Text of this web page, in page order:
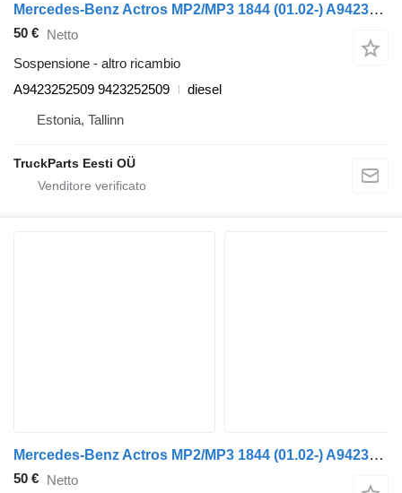
Mercedes-Benz Actros MP2/MP3 1844 (01.02-) A9423252509 per trattore stradale Mercedes-Benz Actros, Axor MP1, MP2, MP3 (1996-2014)
50 € Netto
Sospensione - altro ricambio
A9423252509 9423252509
diesel
Estonia, Tallinn
TruckParts Eesti OÜ
Mercedes-Benz Actros MP2/MP3 1844 (01.02-) A9423252409 per trattore stradale Mercedes-Benz Actros, Axor MP1, MP2, MP3 (1996-2014)
50 € Netto